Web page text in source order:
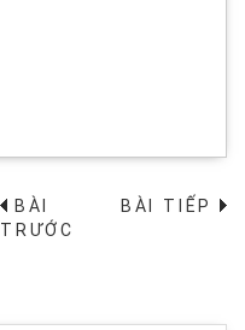
BÀI
TRƯỚC
BÀI TIẾP→